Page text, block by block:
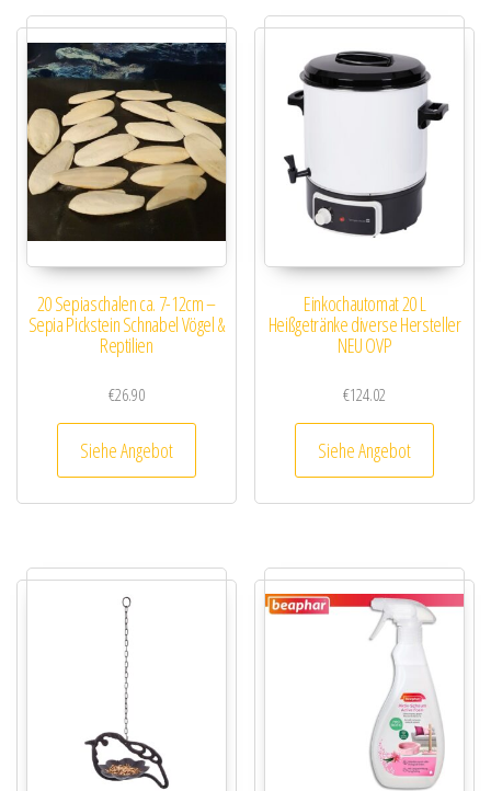
20 Sepiaschalen ca. 7-12cm –
Sepia Pickstein Schnabel Vögel &
Reptilien
€26.90
Siehe Angebot
Einkochautomat 20 L
Heißgetränke diverse Hersteller
NEU OVP
€124.02
Siehe Angebot